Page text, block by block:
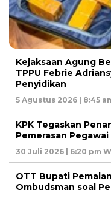
Kejaksaan Agung
TPPU Febrie
Penyidikan
5 Agustus 2026 | 8:45
KPK Tegaskan
Pemerasan
30 Juli 2026 | 6:20 pm
OTT Bupati
Ombudsman soal